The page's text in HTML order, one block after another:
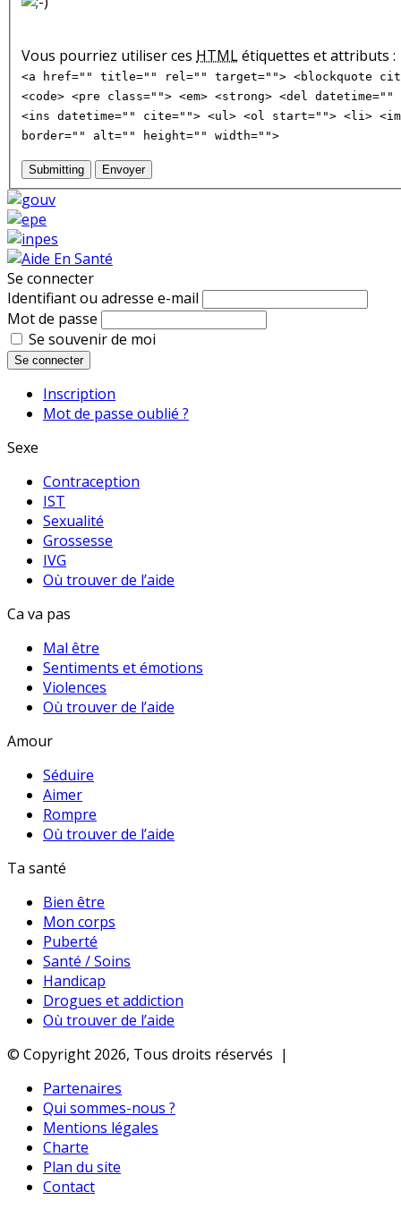
Vous pourriez utiliser ces HTMLétiquettes et attributs :
<a href="" title="" rel="" target=""> <blockquote
<code> <pre class=""> <em> <strong> <del
<ins datetime="" cite=""> <ul> <ol start=""> <li>
border="" alt="" height="" width="">
Submitting Envoyer
Se connecter
Identifiant ou adresse e-mail
Mot de passe
Se souvenir de moi
Se connecter
Inscription
Mot de passe oublié ?
Sexe
Contraception
IST
Sexualité
Grossesse
IVG
Où trouver de l’aide
Ca va pas
Mal être
Sentiments et émotions
Violences
Où trouver de l’aide
Amour
Séduire
Aimer
Rompre
Où trouver de l’aide
Ta santé
Bien être
Mon corps
Puberté
Santé / Soins
Handicap
Drogues et addiction
Où trouver de l’aide
© Copyright 2026, Tous droits réservés |
Partenaires
Qui sommes-nous ?
Mentions légales
Charte
Plan du site
Contact